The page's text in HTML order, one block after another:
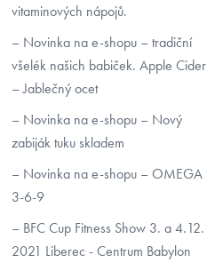
vitaminových nápojů.
Novinka na e-shopu – tradiční
všelék našich babiček. Apple Cider
– Jablečný ocet
Novinka na e-shopu – Nový
zabiják tuku skladem
Novinka na e-shopu – OMEGA
3-6-9
BFC Cup Fitness Show 3. a 4.12.
2021 Liberec - Centrum Babylon